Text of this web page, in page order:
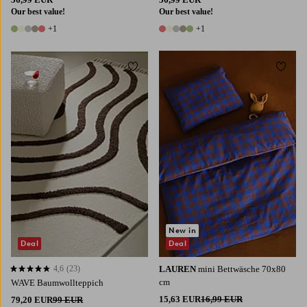
Our best value!
6 Farben
+1
Our best value!
6 Farben
+1
WAVE Baumwollteppich
79,20 EUR99 EUR
4,6 basierend auf 23 Bewertungen
4,6 (23)
Deal
Zu Favoriten hinzufügen
160X230
LAUREN mini Bettwäsche 70x80
cm
15,63 EUR16,99 EUR
New in
Deal
Zu